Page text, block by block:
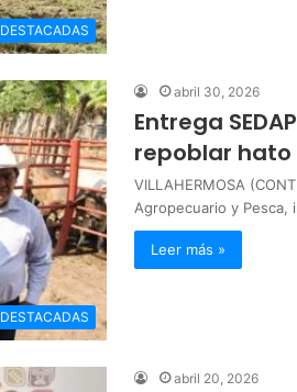
DESTACADAS
DESTACADAS
abril 30, 2026
Entrega
repoblar hato
VILLAHERMOSA
Agropecuario y Pesca,
Leer más »
abril 20, 2026